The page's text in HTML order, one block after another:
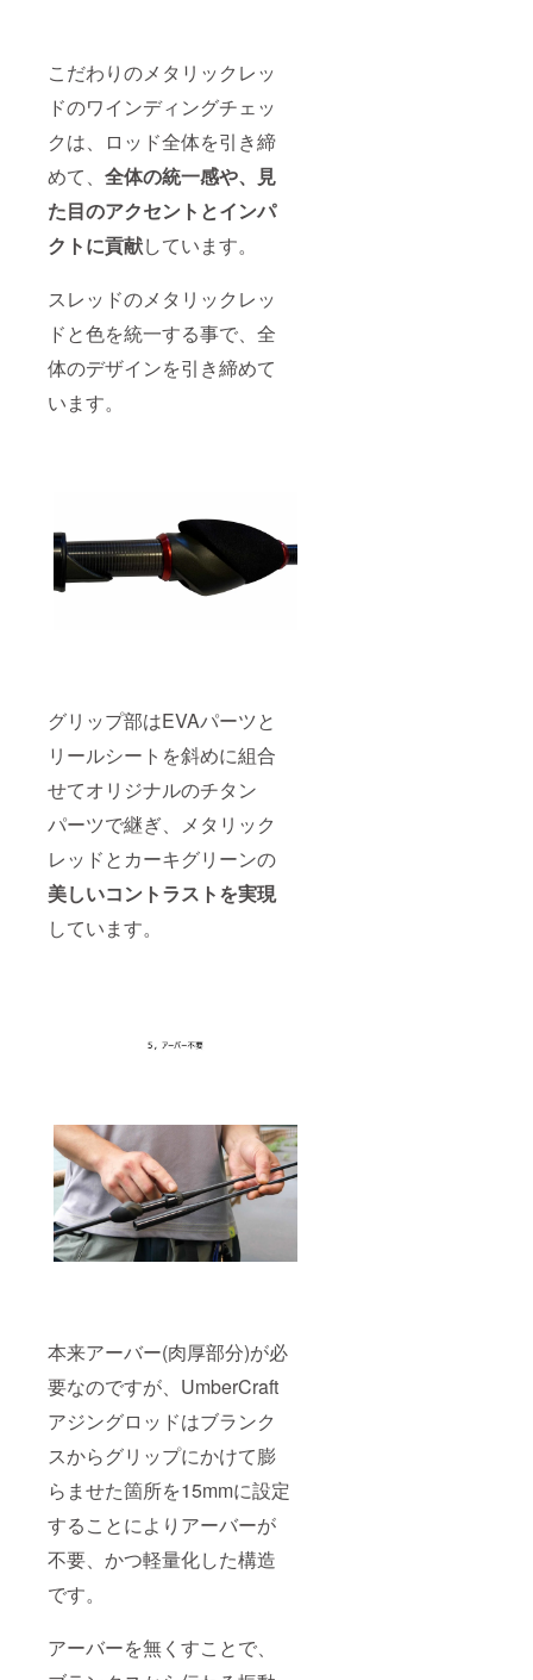
こだわりのメタリックレッ
ドのワインディングチェッ
クは、ロッド全体を引き締
めて、 全体の統一感や、見
た目のアクセントとインパ
クトに貢献しています。
スレッドのメタリックレッ
ドと色を統一する事で、全
体のデザインを引き締めて
います。
グリップ部はEVAパーツと
リールシートを斜めに組合
せてオリジナルのチタン
パーツで継ぎ、メタリック
レッドとカーキグリーンの
美しいコントラストを実現
しています。
本来アーバー(肉厚部分)が必
要なのですが、UmberCraft
アジングロッドはブランク
スからグリップにかけて膨
らませた箇所を15mmに設定
することによりアーバーが
不要、かつ軽量化した構造
です。
アーバーを無くすことで、